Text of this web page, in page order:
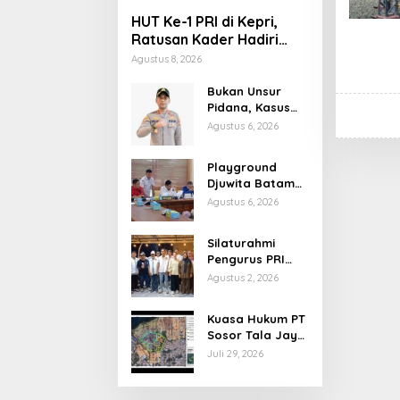
HUT Ke-1 PRI di Kepri,
Ratusan Kader Hadiri
Perayaan dan Bagikan
Agustus 8, 2026
Bukan Unsur
Pidana, Kasus
Anak Dibawa
Dihentikan
Agustus 6, 2026
Playground
Djuwita Batam
Ditegur Disdik,
Agustus 6, 2026
Silaturahmi
Pengurus PRI
Kepri Bahas
Penguatan
Konsolidasi
Partai
Agustus 2, 2026
Kuasa Hukum PT
Sosor Tala Jaya
Tolak Klaim
Juli 29, 2026